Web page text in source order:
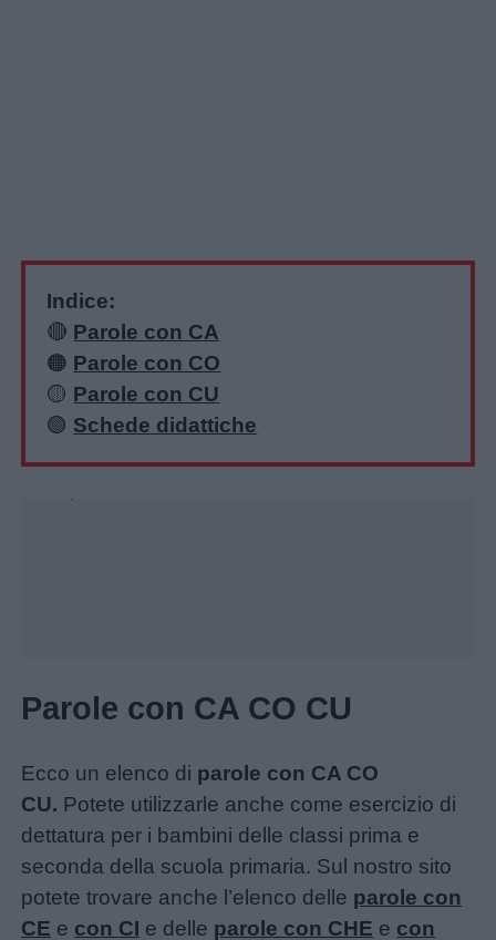
Home
Indice:
🔴 Parole con CA
🟠 Parole con CO
🟡 Parole con CU
🟢 Schede didattiche
Parole con CA CO CU
Ecco un elenco di parole con CA CO
CU. Potete utilizzarle anche come esercizio di
dettatura per i bambini delle classi prima e
seconda della scuola primaria. Sul nostro sito
potete trovare anche l’elenco delle parole con
CE e con CI e delle parole con CHE e con